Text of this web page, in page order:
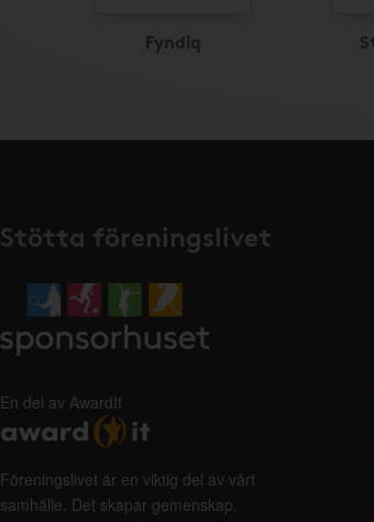
Fyndiq
Stötta föreningslivet
En del av AwardIt
Föreningslivet är en viktig del av vårt
samhälle. Det skapar gemenskap,